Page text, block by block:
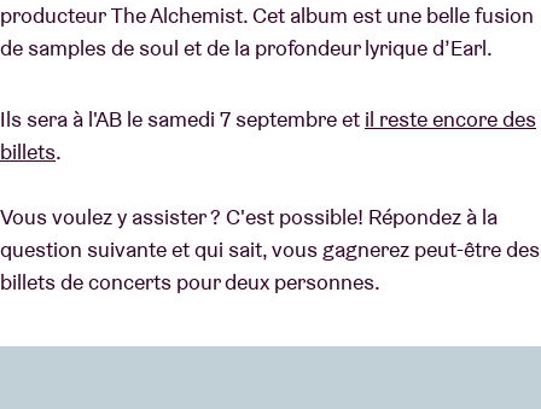
producteur The Alchemist. Cet album est une belle fusion
de samples de soul et de la profondeur lyrique d’Earl.
Ils sera à l'AB le samedi 7 septembre et il reste encore des
billets.
Vous voulez y assister ? C'est possible! Répondez à la
question suivante et qui sait, vous gagnerez peut-être des
billets de concerts pour deux personnes.